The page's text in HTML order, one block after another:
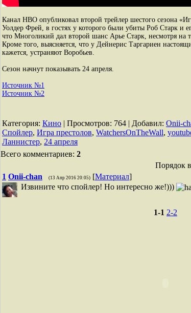
Канал HBO опубликовал второй трейлер шестого сезона
Уолдер Фрей, в гостях у которого были убиты Роб Старк и
что Многоликий дал второй шанс Арье Старк, несмотря на
Кроме того, выясняется, что у Дейнерис Таргариен
кажется, устраняют Воробьев.
Сезон начнут показывать 24 апреля.
Источник №1
Источник №2
Категория: Кино | Просмотров: 764 | Добавил: Onii-
Спойлер, Игра престолов, WatchersOnTheWall,
Ланнистер, 24 апреля
Всего комментариев: 2
Порядок
1 Onii-chan (13 Апр 2016 20:05) [Материал]
Извините что спойлер! Но интересно же!)))
1-1 2-2